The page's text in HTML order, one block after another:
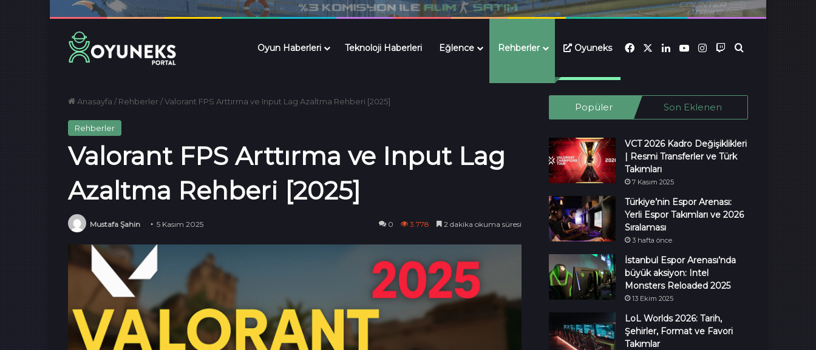
Oyun Haberleri Teknoloji Haberleri Eğlence Rehberler Oyuneks FacebookLinkedInYouTube
Instagram
Twitch
Anasayfa / Rehberler/Valorant FPS Arttırma ve Input Lag Azaltma Rehberi [2025]
Rehberler
Valorant FPS Arttırma ve Input Lag
Azaltma Rehberi [2025]
Mustafa Şahin 5 Kasım 2025 0 3.778 2 dakika okuma süresi
Popüler Son Eklenen
VCT 2026 Kadro Değişiklikleri
| Resmi Transferler ve Türk
Takımları
7 Kasım 2025
Türkiye’nin Espor Arenası:
Yerli Espor Takımları ve 2026
Sıralaması
3 hafta önce
İstanbul Espor Arenası’nda
büyük aksiyon: Intel
Monsters Reloaded 2025
13 Ekim 2025
LoL Worlds 2026: Tarih,
Şehirler, Format ve Favori
Takımlar